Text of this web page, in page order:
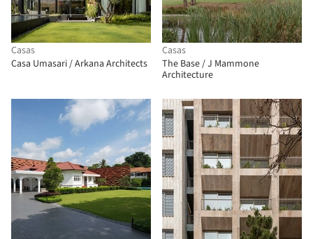
Casas
Casa Umasari / Arkana Architects
Casas
The Base / J Mammone
Architecture